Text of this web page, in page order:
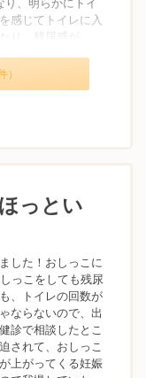
感じてトイレに入
り、残尿感が...
）
っとい
した！おしっこに
っこをしても残尿
、トイレの回数が
ならないので、出
診で相談したとこ
されて、おしっこ
上がってくる妊娠